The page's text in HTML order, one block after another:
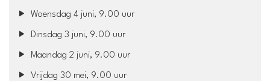
Woensdag 4 juni, 9.00 uur
Dinsdag 3 juni, 9.00 uur
Maandag 2 juni, 9.00 uur
Vrijdag 30 mei, 9.00 uur